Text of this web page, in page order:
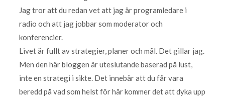
Jag tror att du redan vet att jag är programledare i
radio och att jag jobbar som moderator och
konferencier.
Livet är fullt av strategier, planer och mål. Det gillar jag.
Men den här bloggen är uteslutande baserad på lust,
inte en strategi i sikte. Det innebär att du får vara
beredd på vad som helst för här kommer det att dyka upp